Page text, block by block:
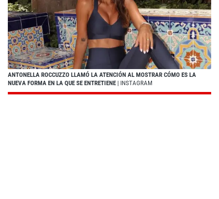
ANTONELLA ROCCUZZO LLAMÓ LA ATENCIÓN AL MOSTRAR CÓMO ES LA
NUEVA FORMA EN LA QUE SE ENTRETIENE | INSTAGRAM